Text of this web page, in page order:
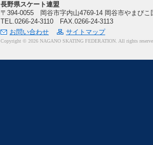
長野県スケート連盟
〒394-0055 岡谷市字内山4769-14 岡谷市やまびこ
TEL.0266-24-3110 FAX.0266-24-3113
お問い合わせ
サイトマップ
Copyright © 2026 NAGANO SKATING FEDERATION. All rights